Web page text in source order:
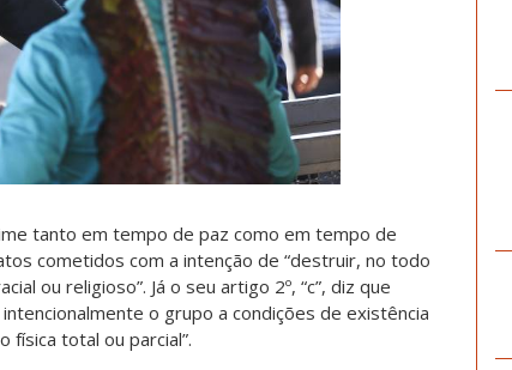
tanto em tempo de paz como em tempo de
cometidos com a intenção de “destruir, no todo
ou religioso”. Já o seu artigo 2º, “c”, diz que
o grupo a condições de existência
física total ou parcial”.